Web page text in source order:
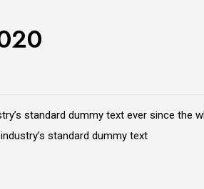
standard dummy text ever since the
standard dummy text